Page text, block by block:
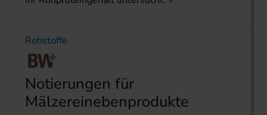
Rohstoffe
Notierungen für
Mälzereinebenprodukte